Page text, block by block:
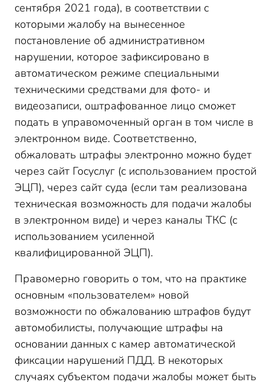
сентября 2021 года), в соответствии с
которыми жалобу на вынесенное
постановление об административном
нарушении, которое зафиксировано в
автоматическом режиме специальными
техническими средствами для фото- и
видеозаписи, оштрафованное лицо сможет
подать в управомоченный орган в том числе в
электронном виде. Соответственно,
обжаловать штрафы электронно можно будет
через сайт Госуслуг (с использованием простой
ЭЦП), через сайт суда (если там реализована
техническая возможность для подачи жалобы
в электронном виде) и через каналы ТКС (с
использованием усиленной
квалифицированной ЭЦП).
Правомерно говорить о том, что на практике
основным «пользователем» новой
возможности по обжалованию штрафов будут
автомобилисты, получающие штрафы на
основании данных с камер автоматической
фиксации нарушений ПДД. В некоторых
случаях субъектом подачи жалобы может быть